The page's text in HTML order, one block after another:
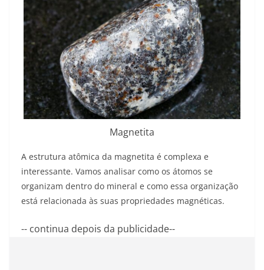
Magnetita
A estrutura atômica da magnetita é complexa e
interessante. Vamos analisar como os átomos se
organizam dentro do mineral e como essa organização
está relacionada às suas propriedades magnéticas.
-- continua depois da publicidade--